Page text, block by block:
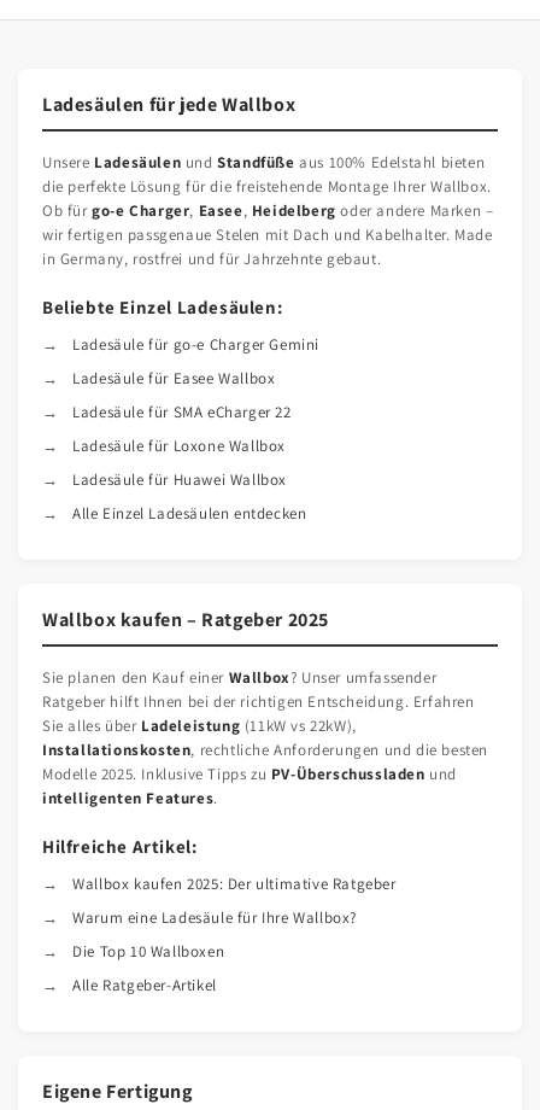
Ladesäulen für jede Wallbox
Unsere Ladesäulen undStandfüße aus 100% Edelstahl bieten
die perfekte Lösung für die freistehende Montage Ihrer Wallbox.
Ob fürgo-e Charger, Easee, Heidelberg oder andere Marken –
wir fertigen passgenaue Stelen mit Dach und Kabelhalter. Made
in Germany, rostfrei und für Jahrzehnte gebaut.
Beliebte Einzel Ladesäulen:
Ladesäule für go-e Charger Gemini
Ladesäule für Easee Wallbox
Ladesäule für SMA eCharger 22
Ladesäule für Loxone Wallbox
Ladesäule für Huawei Wallbox
Alle Einzel Ladesäulen entdecken
Wallbox kaufen – Ratgeber 2025
Sie planen den Kauf einer Wallbox? Unser umfassender
Ratgeber hilft Ihnen bei der richtigen Entscheidung. Erfahren
Sie alles über Ladeleistung (11kW vs 22kW),
Installationskosten, rechtliche Anforderungen und die besten
Modelle 2025. Inklusive Tipps zu PV-Überschussladen und
intelligenten Features.
Hilfreiche Artikel:
Wallbox kaufen 2025: Der ultimative Ratgeber
Warum eine Ladesäule für Ihre Wallbox?
Die Top 10 Wallboxen
Alle Ratgeber-Artikel
Eigene Fertigung